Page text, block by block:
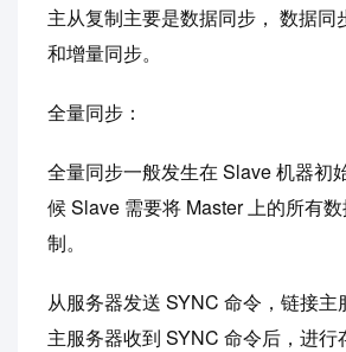
主从复制主要是数据同步， 数据同
和增量同步。
全量同步：
全量同步一般发生在 Slave 机器初
候 Slave 需要将 Master 上的所有
制。
从服务器发送 SYNC 命令，链接主
主服务器收到 SYNC 命令后，进行